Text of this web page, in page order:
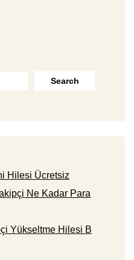
Hilesi Ücretsiz
Ne Kadar Para
Yükseltme Hilesi B